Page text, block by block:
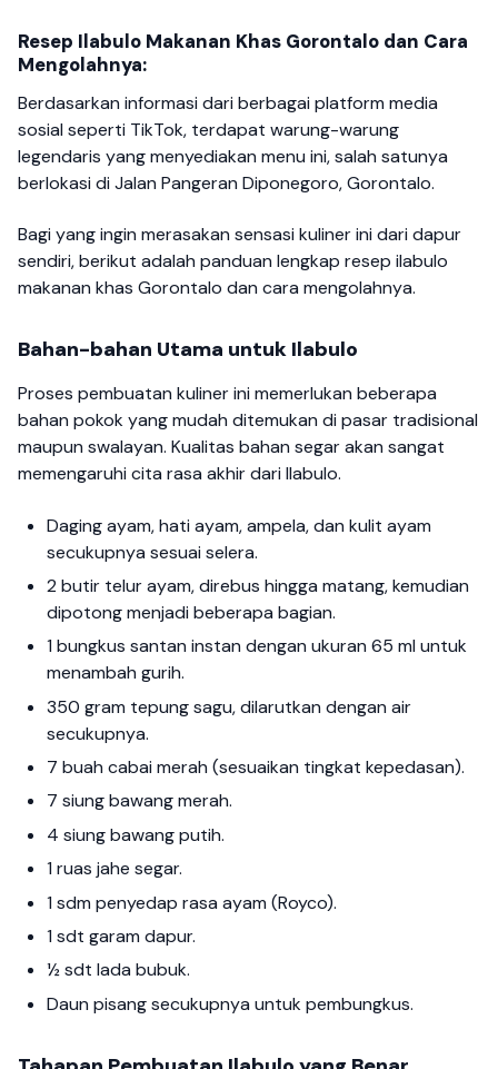
Resep Ilabulo Makanan Khas Gorontalo dan Cara
Mengolahnya:
Berdasarkan informasi dari berbagai platform media
sosial seperti TikTok, terdapat warung-warung
legendaris yang menyediakan menu ini, salah satunya
berlokasi di Jalan Pangeran Diponegoro, Gorontalo.
Bagi yang ingin merasakan sensasi kuliner ini dari dapur
sendiri, berikut adalah panduan lengkap resep ilabulo
makanan khas Gorontalo dan cara mengolahnya.
Bahan-bahan Utama untuk Ilabulo
Proses pembuatan kuliner ini memerlukan beberapa
bahan pokok yang mudah ditemukan di pasar tradisional
maupun swalayan. Kualitas bahan segar akan sangat
memengaruhi cita rasa akhir dari Ilabulo.
Daging ayam, hati ayam, ampela, dan kulit ayam
secukupnya sesuai selera.
2 butir telur ayam, direbus hingga matang, kemudian
dipotong menjadi beberapa bagian.
1 bungkus santan instan dengan ukuran 65 ml untuk
menambah gurih.
350 gram tepung sagu, dilarutkan dengan air
secukupnya.
7 buah cabai merah (sesuaikan tingkat kepedasan).
7 siung bawang merah.
4 siung bawang putih.
1 ruas jahe segar.
1 sdm penyedap rasa ayam (Royco).
1 sdt garam dapur.
½ sdt lada bubuk.
Daun pisang secukupnya untuk pembungkus.